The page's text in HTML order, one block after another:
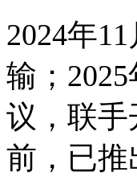
2024年
输；
议，联手
前，已推